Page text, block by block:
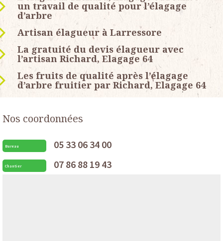
un travail de qualité pour l’élagage
d’arbre
Artisan élagueur à Larressore
La gratuité du devis élagueur avec
l’artisan Richard, Elagage 64
Les fruits de qualité après l’élagage
d’arbre fruitier par Richard, Elagage 64
Nos coordonnées
Bureau 05 33 06 34 00
Chantier 07 86 88 19 43